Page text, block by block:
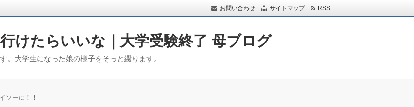
お問い合わせ サイトマップ RSS
けたらいいな｜大学受験終了 母ブログ
。大学生になった娘の様子をそっと綴ります。
ソーに！！